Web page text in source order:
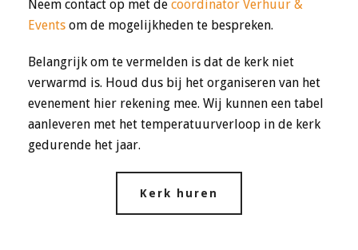
Neem contact op met de coördinator Verhuur &
Events om de mogelijkheden te bespreken.
Belangrijk om te vermelden is dat de kerk niet
verwarmd is. Houd dus bij het organiseren van het
evenement hier rekening mee. Wij kunnen een tabel
aanleveren met het temperatuurverloop in de kerk
gedurende het jaar.
Kerk huren